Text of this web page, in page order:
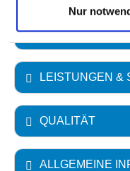
Nur
LEISTUNGEN &
QUALITÄT
ALLGEMEINE